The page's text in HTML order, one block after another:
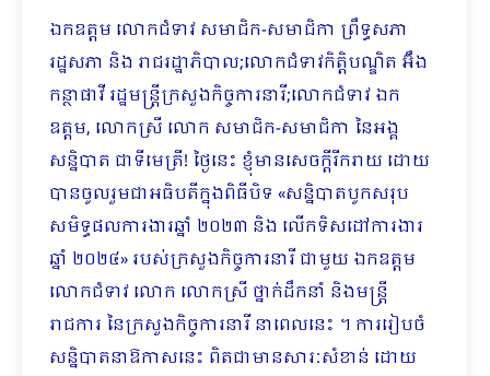
ឯកឧត្តម លោកជំទាវ សមាជិក-សមាជិកា ព្រឹទ្ធសភា
រដ្ឋសភា និង រាជរដ្ឋាភិបាល;លោកជំទាវកិត្តិបណ្ឌិត អ៊ឹង
កន្ថាផាវី រដ្ឋមន្រ្តីក្រសួងកិច្ចការនារី;លោកជំទាវ ឯក
ឧត្តម, លោកស្រី លោក សមាជិក-សមាជិកា នៃអង្គ
សន្និបាត ជាទីមេត្រី! ថ្ងៃនេះ ខ្ញុំមានសេចក្តីរីករាយ ដោយ
បានចូលរួមជាអធិបតីក្នុងពិធីបិទ «សន្និបាតបូកសរុប
សមិទ្ធផលការងារឆ្នាំ ២០២៣ និង លើកទិសដៅការងារ
ឆ្នាំ ២០២៤» របស់ក្រសួងកិច្ចការនារី ជាមួយ ឯកឧត្តម
លោកជំទាវ លោក លោកស្រី ថ្នាក់ដឹកនាំ និងមន្រ្តី
រាជការ នៃក្រសួងកិច្ចការនារី នាពេលនេះ ។ ការរៀបចំ
សន្និបាតនាឱកាសនេះ ពិតជាមានសារៈសំខាន់ ដោយ